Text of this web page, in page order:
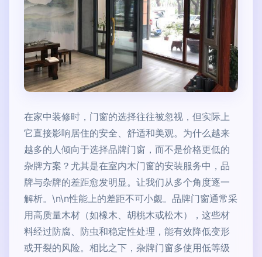
在家中装修时，门窗的选择往往被忽视，但实际上
它直接影响居住的安全、舒适和美观。为什么越来
越多的人倾向于选择品牌门窗，而不是价格更低的
杂牌方案？尤其是在室内木门窗的安装服务中，品
牌与杂牌的差距愈发明显。让我们从多个角度逐一
解析。\n\n性能上的差距不可小觑。品牌门窗通常采
用高质量木材（如橡木、胡桃木或松木），这些材
料经过防腐、防虫和稳定性处理，能有效降低变形
或开裂的风险。相比之下，杂牌门窗多使用低等级